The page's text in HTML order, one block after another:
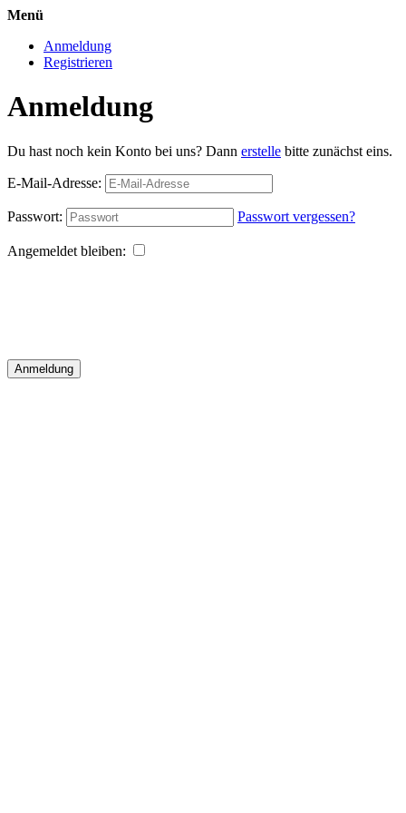
Menü
Anmeldung
Registrieren
Anmeldung
Du hast noch kein Konto bei uns? Dann erstelle bitte zunächst eins.
E-Mail-Adresse:
Passwort: Passwort vergessen?
Angemeldet bleiben:
Anmeldung